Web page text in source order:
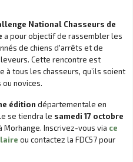
National Chasseurs de
a pour objectif de rassembler les
de chiens d'arrêts et de
Cette rencontre est
à tous les chasseurs, qu’ils soient
novices.
édition départementale en
se tiendra le samedi 17 octobre
Morhange. Inscrivez-vous via ce
ou contactez la FDC57 pour